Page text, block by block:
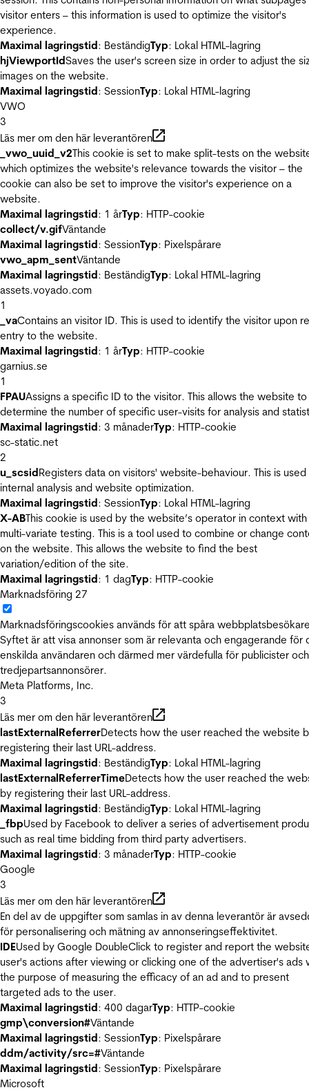
visitor enters – this information is used to optimize the visitor's
experience.
Maximal lagringstid: BeständigTyp: Lokal HTML-lagring
hjViewportIdSaves the user's screen size in order to adjust the
images on the website.
Maximal lagringstid: SessionTyp: Lokal HTML-lagring
VWO
3
Läs mer om den här leverantören
_vwo_uuid_v2This cookie is set to make split-tests on the
which optimizes the website's relevance towards the visitor – the
cookie can also be set to improve the visitor's experience on a
website.
Maximal lagringstid: 1 årTyp: HTTP-cookie
collect/v.gifVäntande
Maximal lagringstid: SessionTyp: Pixelspårare
vwo_apm_sentVäntande
Maximal lagringstid: BeständigTyp: Lokal HTML-lagring
assets.voyado.com
1
_vaContains an visitor ID. This is used to identify the visitor upon
entry to the website.
Maximal lagringstid: 1 årTyp: HTTP-cookie
garnius.se
1
FPAUAssigns a specific ID to the visitor. This allows the website to
determine the number of specific user-visits for analysis and
Maximal lagringstid: 3 månaderTyp: HTTP-cookie
sc-static.net
2
u_scsidRegisters data on visitors' website-behaviour. This is
internal analysis and website optimization.
Maximal lagringstid: SessionTyp: Lokal HTML-lagring
X-ABThis cookie is used by the website’s operator in context with
multi-variate testing. This is a tool used to combine or change
on the website. This allows the website to find the best
variation/edition of the site.
Maximal lagringstid: 1 dagTyp: HTTP-cookie
Marknadsföring 27
Marknadsföringscookies används för att spåra
Syftet är att visa annonser som är relevanta och engagerande för
enskilda användaren och därmed mer värdefulla för publicister och
tredjepartsannonsörer.
Meta Platforms, Inc.
3
Läs mer om den här leverantören
lastExternalReferrerDetects how the user reached the website
registering their last URL-address.
Maximal lagringstid: BeständigTyp: Lokal HTML-lagring
lastExternalReferrerTimeDetects how the user reached the
by registering their last URL-address.
Maximal lagringstid: BeständigTyp: Lokal HTML-lagring
_fbpUsed by Facebook to deliver a series of advertisement
such as real time bidding from third party advertisers.
Maximal lagringstid: 3 månaderTyp: HTTP-cookie
Google
3
Läs mer om den här leverantören
En del av de uppgifter som samlas in av denna leverantör är
för personalisering och mätning av annonseringseffektivitet.
IDEUsed by Google DoubleClick to register and report the
user's actions after viewing or clicking one of the advertiser's ads
the purpose of measuring the efficacy of an ad and to present
targeted ads to the user.
Maximal lagringstid: 400 dagarTyp: HTTP-cookie
gmp\conversion#Väntande
Maximal lagringstid: SessionTyp: Pixelspårare
ddm/activity/src=#Väntande
Maximal lagringstid: SessionTyp: Pixelspårare
Microsoft